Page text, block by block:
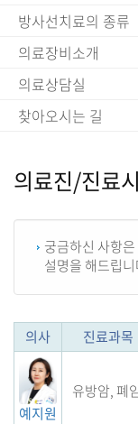
방사선치료의 종류
의료장비소개
의료상담실
찾아오시는 길
의료진/진료
궁금하신 사항
설명을 해드립
의사 진료과목
예지원
유방암, 폐